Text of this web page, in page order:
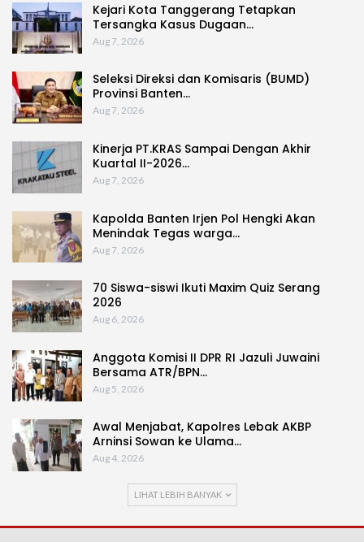
Kejari Kota Tanggerang Tetapkan
Tersangka Kasus Dugaan…
Aug 7, 2026
Seleksi Direksi dan Komisaris (BUMD)
Provinsi Banten…
Aug 7, 2026
Kinerja PT.KRAS Sampai Dengan Akhir
Kuartal II-2026…
Aug 7, 2026
Kapolda Banten Irjen Pol Hengki Akan
Menindak Tegas warga…
Aug 7, 2026
70 Siswa-siswi Ikuti Maxim Quiz Serang
2026
Aug 6, 2026
Anggota Komisi II DPR RI Jazuli Juwaini
Bersama ATR/BPN…
Aug 5, 2026
Awal Menjabat, Kapolres Lebak AKBP
Arninsi Sowan ke Ulama…
Aug 4, 2026
LIHAT LEBIH BANYAK